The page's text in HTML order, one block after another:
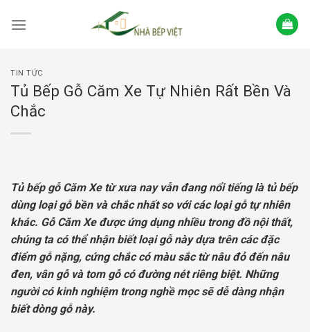
TIN TỨC
Tủ Bếp Gỗ Căm Xe Tự Nhiên Rất Bền Và
Chắc
Tủ bếp gỗ Căm Xe từ xưa nay vẫn đang nổi tiếng là tủ bếp
dùng loại gỗ bền và chắc nhất so với các loại gỗ tự nhiên
khác. Gỗ Căm Xe được ứng dụng nhiều trong đồ nội thất,
chúng ta có thể nhận biết loại gỗ này dựa trên các đặc
điểm gỗ nặng, cứng chắc có màu sắc từ nâu đỏ đến nâu
đen, vân gỗ và tom gỗ có đường nét riêng biệt. Những
người có kinh nghiệm trong nghề mọc sẽ dễ dàng nhận
biết dòng gỗ này.